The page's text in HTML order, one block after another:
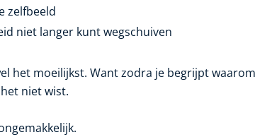
zelfbeeld
niet langer kunt wegschuiven
het moeilijkst. Want zodra je begrijpt
niet wist.